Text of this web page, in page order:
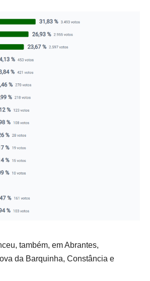
também, em Abrantes,
da Barquinha, Constância e